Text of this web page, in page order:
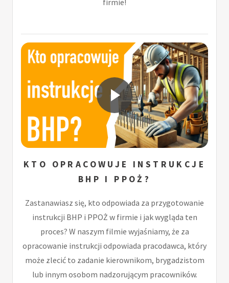
firmie!
KTO OPRACOWUJE INSTRUKCJE
BHP I PPOŻ?
Zastanawiasz się, kto odpowiada za przygotowanie
instrukcji BHP i PPOŻ w firmie i jak wygląda ten
proces? W naszym filmie wyjaśniamy, że za
opracowanie instrukcji odpowiada pracodawca, który
może zlecić to zadanie kierownikom, brygadzistom
lub innym osobom nadzorującym pracowników.